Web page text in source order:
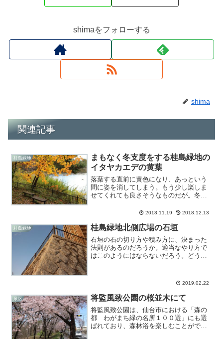
shimaをフォローする
shima
関連記事
桂島緑地
まもなく冬支度をする桂島緑地の
イタヤカエデの黄葉
落葉する直前に黄色になり、あっという
間に姿を消してしまう。もう少し楽しま
せてくれても良さそうなものだが。冬が
2018.11.19 2018.12.13
桂島緑地 桂島緑地北側広場の石垣
石垣の石の切り方や積み方に、決まった
法則があるのだろうか。適当なやり方で
はこのようにはならないだろう。どうい
2019.02.22
泉区 将監風致公園の桜並木にて
将監風致公園は、仙台市における「森の
都 わがまち緑の名所１００選」にも選
ばれており、森林浴を楽しむことができ